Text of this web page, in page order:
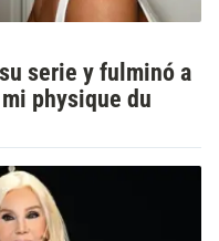
serie y fulminó a
physique du